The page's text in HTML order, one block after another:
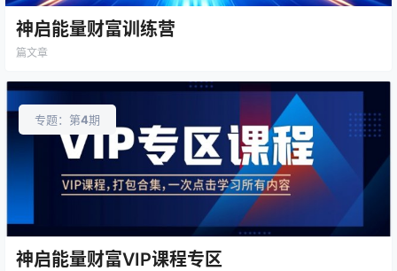
神启能量财富训练营
篇文章
专题：第4期
神启能量财富VIP课程专区